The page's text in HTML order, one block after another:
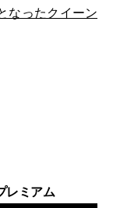
なったクイーン
レミアム